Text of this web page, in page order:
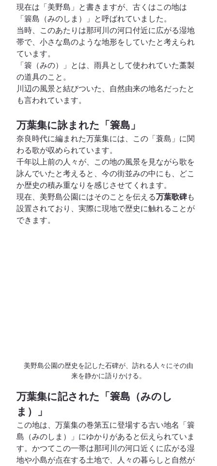
現在は「美野島」と書きますが、古くはこの地は
「簑島（みのしま）」と呼ばれていました。
当時、このあたりは那珂川の河口付近に広がる湿地
帯で、小さな島のような地形をしていたと考えられ
ています。
「簑（みの）」とは、雨具として使われていた藁製
の道具のこと。
川辺の風景と結びついた、自然由来の地名だったと
も言われています。
万葉集に詠まれた「簑島」
奈良時代に編まれた万葉集には、この「蓑島」に関
わる歌が収められています。
千年以上前の人々が、この地の風景を見ながら歌を
詠んでいたと考えると、今の街並みの中にも、どこ
か歴史の積み重なりを感じさせてくれます。
現在、美野島公園にはそのことを伝える万葉歌碑も
設置されており、実際に現地で歴史に触れることが
できます。
美野島公園の歴史を記した石碑が、訪れる人々にその由
来を静かに語りかける。
万葉集に記された「簑島（みのし
ま）」
この地は、万葉集の巻第五に登場する古い地名「簑
島（みのしま）」にゆかりがあると伝えられていま
す。かつてこの一帯は那珂川の河口近くに広がる湿
地や小島が点在する土地で、人々の暮らしと自然が